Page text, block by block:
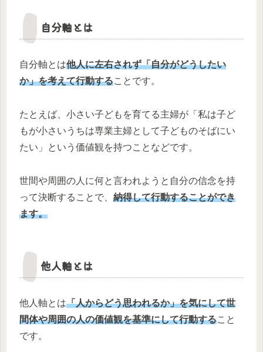
自分軸とは
自分軸とは他人に左右されず「自分がどうしたい
か」を考えて行動することです。
たとえば、小さい子どもを育てる主婦が「私は子ど
もが小さいうちは専業主婦として子どものそばにい
たい」という価値観を持つことなどです。
世間や周囲の人に何と言われようと自分の信念を持
って決断することで、 納得して行動することができ
ます。
他人軸とは
他人軸とは「人からどう思われるか」を気にして世
間体や周囲の人の価値観を基準にして行動すること
です。